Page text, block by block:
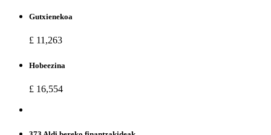
Gutxienekoa
£ 11,263
Hobeezina
£ 16,554